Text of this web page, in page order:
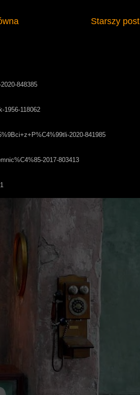
Starszy post
848385
1956-118062
2020-841985
2017-803413